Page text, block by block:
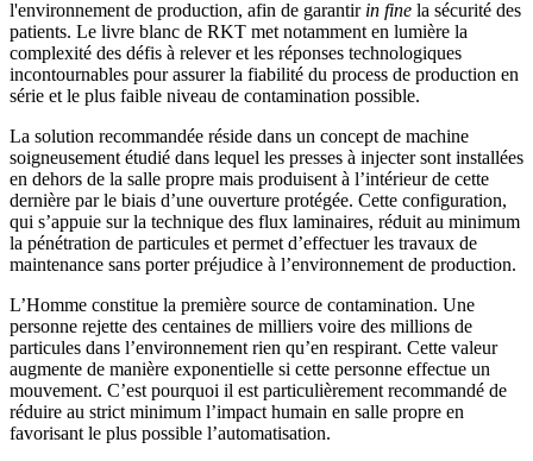
l'environnement de production, afin de garantir in fine la sécurité des
patients. Le livre blanc de RKT met notamment en lumière la
complexité des défis à relever et les réponses technologiques
incontournables pour assurer la fiabilité du process de production en
série et le plus faible niveau de contamination possible.
La solution recommandée réside dans un concept de machine
soigneusement étudié dans lequel les presses à injecter sont installées
en dehors de la salle propre mais produisent à l’intérieur de cette
dernière par le biais d’une ouverture protégée. Cette configuration,
qui s’appuie sur la technique des flux laminaires, réduit au minimum
la pénétration de particules et permet d’effectuer les travaux de
maintenance sans porter préjudice à l’environnement de production.
L’Homme constitue la première source de contamination. Une
personne rejette des centaines de milliers voire des millions de
particules dans l’environnement rien qu’en respirant. Cette valeur
augmente de manière exponentielle si cette personne effectue un
mouvement. C’est pourquoi il est particulièrement recommandé de
réduire au strict minimum l’impact humain en salle propre en
favorisant le plus possible l’automatisation.